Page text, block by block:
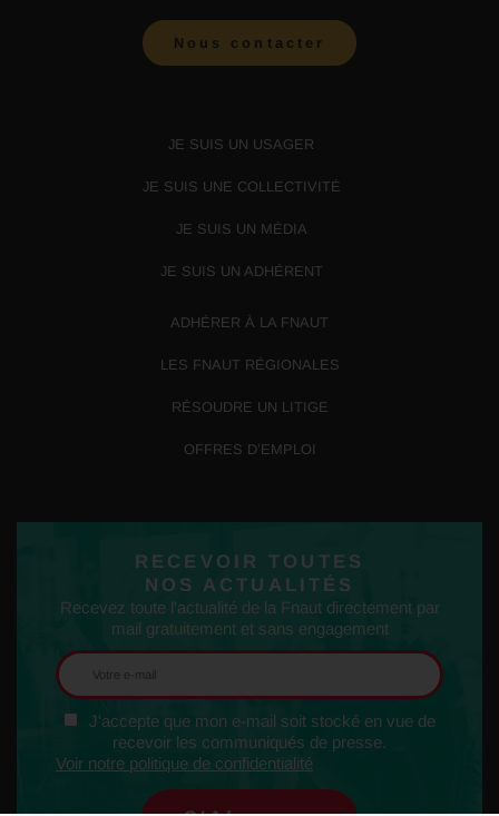
Nous contacter
JE SUIS UN USAGER
JE SUIS UNE COLLECTIVITÉ
JE SUIS UN MÉDIA
JE SUIS UN ADHÉRENT
ADHÉRER À LA FNAUT
LES FNAUT RÉGIONALES
RÉSOUDRE UN LITIGE
OFFRES D’EMPLOI
RECEVOIR TOUTES
NOS ACTUALITÉS
Recevez toute l'actualité de la Fnaut directement par
mail gratuitement et sans engagement
J'accepte que mon e-mail soit stocké en vue de
recevoir les communiqués de presse.
Voir notre politique de confidentialité